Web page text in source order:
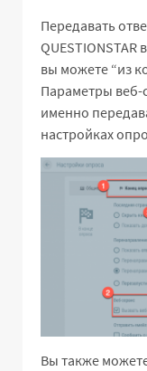
Передавать
вы можете “из
Параметры веб-
именно
настройках
Вы также